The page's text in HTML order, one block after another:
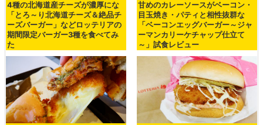
4種の北海道産チーズが濃厚にな
「とろ～り北海道チーズ＆絶品チ
ーズバーガー」などロッテリアの
期間限定バーガー3種を食べてみ
た
甘めのカレーソースがベーコン・
目玉焼き・パティと相性抜群な
「ベーコンエッグバーガー～ジャ
ーマンカリーケチャップ仕立て
～」試食レビュー